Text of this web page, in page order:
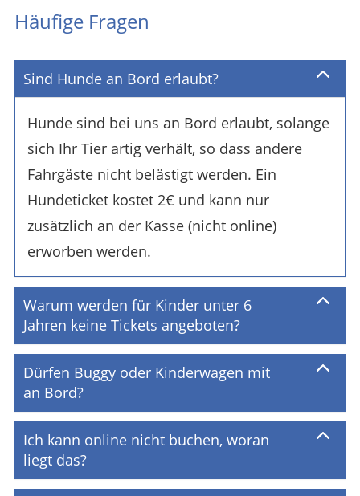
Häufige Fragen
Sind Hunde an Bord erlaubt?
Hunde sind bei uns an Bord erlaubt, solange
sich Ihr Tier artig verhält, so dass andere
Fahrgäste nicht belästigt werden. Ein
Hundeticket kostet 2€ und kann nur
zusätzlich an der Kasse (nicht online)
erworben werden.
Warum werden für Kinder unter 6
Jahren keine Tickets angeboten?
Dürfen Buggy oder Kinderwagen mit
an Bord?
Ich kann online nicht buchen, woran
liegt das?